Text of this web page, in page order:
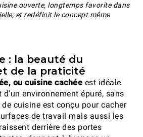
ouverte, longtemps favorite dans
et redéfinit le concept même
: la beauté du
de la praticité
ou cuisine cachée est idéale
d'un environnement épuré, sans
cuisine est conçu pour cacher
de travail mais aussi les
derrière des portes